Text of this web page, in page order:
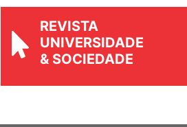
REVISTA
UNIVERSIDADE
& SOCIEDADE